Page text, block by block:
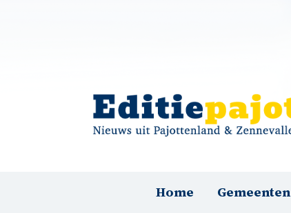
HoofdnavigatieHome Gemeenten